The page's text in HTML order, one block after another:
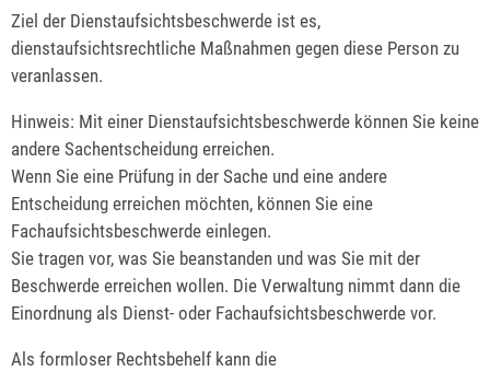
Ziel der Dienstaufsichtsbeschwerde ist es,
dienstaufsichtsrechtliche Maßnahmen gegen diese Person zu
veranlassen.
Hinweis: Mit einer Dienstaufsichtsbeschwerde können Sie keine
andere Sachentscheidung erreichen.
Wenn Sie eine Prüfung in der Sache und eine andere
Entscheidung erreichen möchten, können Sie eine
Fachaufsichtsbeschwerde einlegen.
Sie tragen vor, was Sie beanstanden und was Sie mit der
Beschwerde erreichen wollen. Die Verwaltung nimmt dann die
Einordnung als Dienst- oder Fachaufsichtsbeschwerde vor.
Als formloser Rechtsbehelf kann die